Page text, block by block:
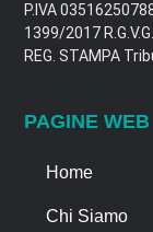
P.IVA
1399/2017
REG. STAMPA
PAGINE WEB
Home
Chi Siamo